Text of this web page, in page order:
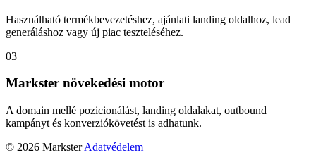
Használható termékbevezetéshez, ajánlati landing oldalhoz, lead
generáláshoz vagy új piac teszteléséhez.
03
Markster növekedési motor
A domain mellé pozicionálást, landing oldalakat, outbound
kampányt és konverziókövetést is adhatunk.
© 2026 Markster Adatvédelem